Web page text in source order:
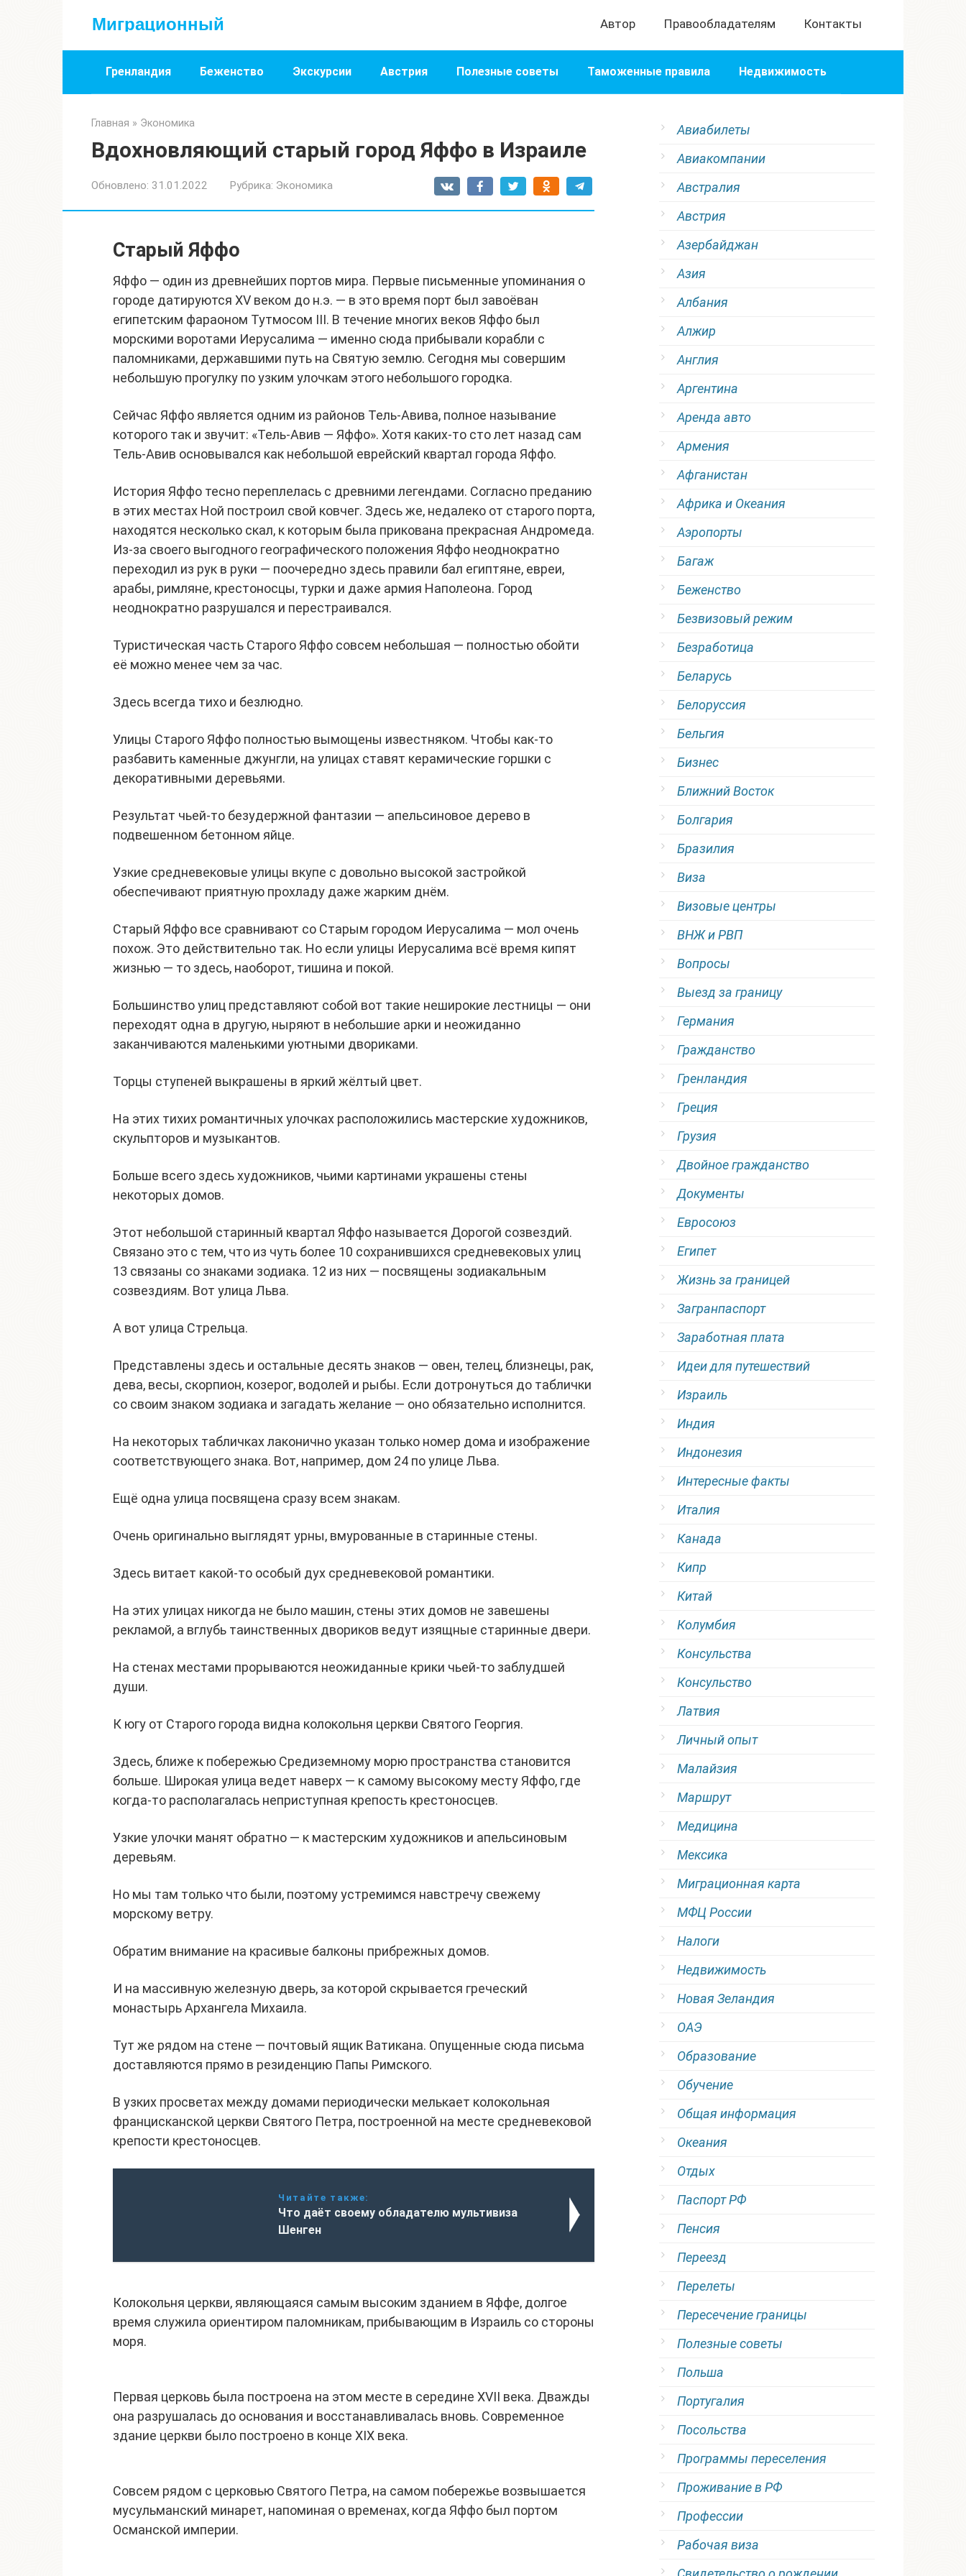
Миграционный Автор Правообладателям Контакты
Гренландия Беженство Экскурсии Австрия Полезные советы Таможенные правила Недвижимость
Главная » Экономика
Вдохновляющий старый город Яффо в Израиле
Обновлено: 31.01.2022 Рубрика: Экономика
Старый Яффо
Яффо — один из древнейших портов мира. Первые письменные упоминания о
городе датируются XV веком до н.э. — в это время порт был завоёван
египетским фараоном Тутмосом III. В течение многих веков Яффо был
морскими воротами Иерусалима — именно сюда прибывали корабли с
паломниками, державшими путь на Святую землю. Сегодня мы совершим
небольшую прогулку по узким улочкам этого небольшого городка.
Сейчас Яффо является одним из районов Тель-Авива, полное называние
которого так и звучит: «Тель-Авив — Яффо». Хотя каких-то сто лет назад сам
Тель-Авив основывался как небольшой еврейский квартал города Яффо.
История Яффо тесно переплелась с древними легендами. Согласно преданию
в этих местах Ной построил свой ковчег. Здесь же, недалеко от старого порта,
находятся несколько скал, к которым была прикована прекрасная Андромеда.
Из-за своего выгодного географического положения Яффо неоднократно
переходил из рук в руки — поочередно здесь правили бал египтяне, евреи,
арабы, римляне, крестоносцы, турки и даже армия Наполеона. Город
неоднократно разрушался и перестраивался.
Туристическая часть Старого Яффо совсем небольшая — полностью обойти
её можно менее чем за час.
Здесь всегда тихо и безлюдно.
Улицы Старого Яффо полностью вымощены известняком. Чтобы как-то
разбавить каменные джунгли, на улицах ставят керамические горшки с
декоративными деревьями.
Результат чьей-то безудержной фантазии — апельсиновое дерево в
подвешенном бетонном яйце.
Узкие средневековые улицы вкупе с довольно высокой застройкой
обеспечивают приятную прохладу даже жарким днём.
Старый Яффо все сравнивают со Старым городом Иерусалима — мол очень
похож. Это действительно так. Но если улицы Иерусалима всё время кипят
жизнью — то здесь, наоборот, тишина и покой.
Большинство улиц представляют собой вот такие неширокие лестницы — они
переходят одна в другую, ныряют в небольшие арки и неожиданно
заканчиваются маленькими уютными двориками.
Торцы ступеней выкрашены в яркий жёлтый цвет.
На этих тихих романтичных улочках расположились мастерские художников,
скульпторов и музыкантов.
Больше всего здесь художников, чьими картинами украшены стены
некоторых домов.
Этот небольшой старинный квартал Яффо называется Дорогой созвездий.
Связано это с тем, что из чуть более 10 сохранившихся средневековых улиц
13 связаны со знаками зодиака. 12 из них — посвящены зодиакальным
созвездиям. Вот улица Льва.
А вот улица Стрельца.
Представлены здесь и остальные десять знаков — овен, телец, близнецы, рак,
дева, весы, скорпион, козерог, водолей и рыбы. Если дотронуться до таблички
со своим знаком зодиака и загадать желание — оно обязательно исполнится.
На некоторых табличках лаконично указан только номер дома и изображение
соответствующего знака. Вот, например, дом 24 по улице Льва.
Ещё одна улица посвящена сразу всем знакам.
Очень оригинально выглядят урны, вмурованные в старинные стены.
Здесь витает какой-то особый дух средневековой романтики.
На этих улицах никогда не было машин, стены этих домов не завешены
рекламой, а вглубь таинственных двориков ведут изящные старинные двери.
На стенах местами прорываются неожиданные крики чьей-то заблудшей
души.
К югу от Старого города видна колокольня церкви Святого Георгия.
Здесь, ближе к побережью Средиземному морю пространства становится
больше. Широкая улица ведет наверх — к самому высокому месту Яффо, где
когда-то располагалась неприступная крепость крестоносцев.
Узкие улочки манят обратно — к мастерским художников и апельсиновым
деревьям.
Но мы там только что были, поэтому устремимся навстречу свежему
морскому ветру.
Обратим внимание на красивые балконы прибрежных домов.
И на массивную железную дверь, за которой скрывается греческий
монастырь Архангела Михаила.
Тут же рядом на стене — почтовый ящик Ватикана. Опущенные сюда письма
доставляются прямо в резиденцию Папы Римского.
В узких просветах между домами периодически мелькает колокольная
францисканской церкви Святого Петра, построенной на месте средневековой
крепости крестоносцев.
Читайте также:
Что даёт своему обладателю мультивиза
Шенген
Колокольня церкви, являющаяся самым высоким зданием в Яффе, долгое
время служила ориентиром паломникам, прибывающим в Израиль со стороны
моря.
Первая церковь была построена на этом месте в середине XVII века. Дважды
она разрушалась до основания и восстанавливалась вновь. Современное
здание церкви было построено в конце XIX века.
Совсем рядом с церковью Святого Петра, на самом побережье возвышается
мусульманский минарет, напоминая о временах, когда Яффо был портом
Османской империи.
Авиабилеты
Авиакомпании
Австралия
Австрия
Азербайджан
Азия
Албания
Алжир
Англия
Аргентина
Аренда авто
Армения
Афганистан
Африка и Океания
Аэропорты
Багаж
Беженство
Безвизовый режим
Безработица
Беларусь
Белоруссия
Бельгия
Бизнес
Ближний Восток
Болгария
Бразилия
Виза
Визовые центры
ВНЖ и РВП
Вопросы
Выезд за границу
Германия
Гражданство
Гренландия
Греция
Грузия
Двойное гражданство
Документы
Евросоюз
Египет
Жизнь за границей
Загранпаспорт
Заработная плата
Идеи для путешествий
Израиль
Индия
Индонезия
Интересные факты
Италия
Канада
Кипр
Китай
Колумбия
Консульства
Консульство
Латвия
Личный опыт
Малайзия
Маршрут
Медицина
Мексика
Миграционная карта
МФЦ России
Налоги
Недвижимость
Новая Зеландия
ОАЭ
Образование
Обучение
Общая информация
Океания
Отдых
Паспорт РФ
Пенсия
Переезд
Перелеты
Пересечение границы
Полезные советы
Польша
Португалия
Посольства
Программы переселения
Проживание в РФ
Профессии
Рабочая виза